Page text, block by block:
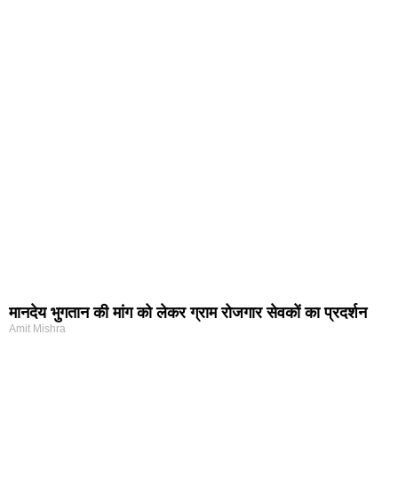
मानदेय भुगतान की मांग को लेकर ग्राम रोजगार सेवकों का प्रदर्शन
Amit Mishra